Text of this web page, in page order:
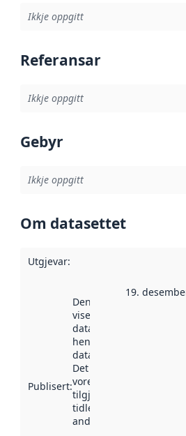
Ikkje oppgitt
Referansar
Ikkje oppgitt
Gebyr
Ikkje oppgitt
Om datasettet
Utgjevar:
Publisert:
Denne datoen
viser når
datasettet vart
henta inn av
data.norge.no.
Det kan ha
vore
tilgjengeleg
tidlegare
andre stader.
19.